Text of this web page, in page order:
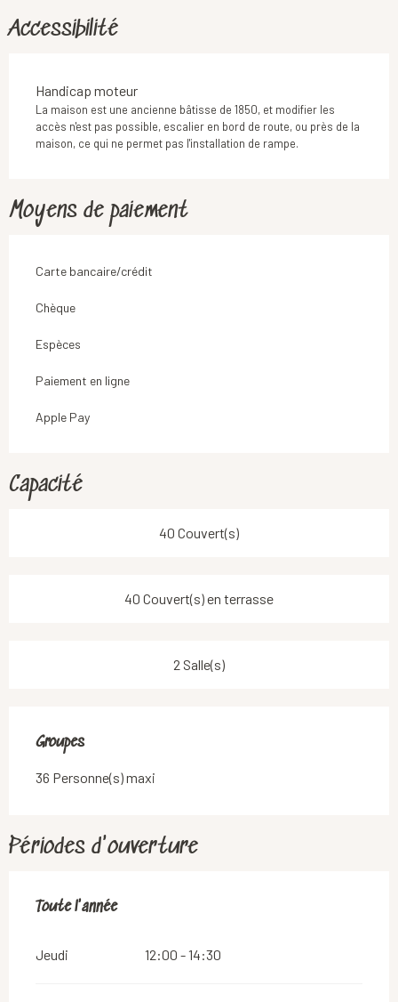
Accessibilité
Handicap moteur
La maison est une ancienne bâtisse de 1850, et modifier les
accès n'est pas possible, escalier en bord de route, ou près de la
maison, ce qui ne permet pas l'installation de rampe.
Moyens de paiement
Carte bancaire/crédit
Chèque
Espèces
Paiement en ligne
Apple Pay
Capacité
40 Couvert(s)
40 Couvert(s) en terrasse
2 Salle(s)
Groupes
Groupes
36 Personne(s) maxi
Périodes d'ouverture
Toute l'année
Toute l'année
Jeudi 12:00 - 14:30